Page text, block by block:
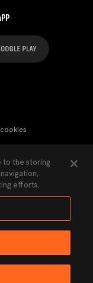
Privacitat
el permiso del Valencia
to the storing
efforts.